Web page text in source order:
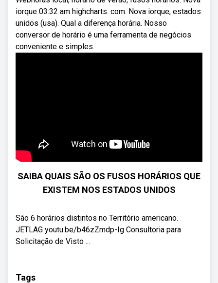
iorque 03:32 am highcharts. com. Nova iorque, estados
unidos (usa). Qual a diferença horária. Nosso
conversor de horário é uma ferramenta de negócios
conveniente e simples.
SAIBA QUAIS SÃO OS FUSOS HORÁRIOS QUE
EXISTEM NOS ESTADOS UNIDOS
São 6 horários distintos no Território americano.
JETLAG youtu.be/b46zZmdp-Ig Consultoria para
Solicitação de Visto ...
Tags